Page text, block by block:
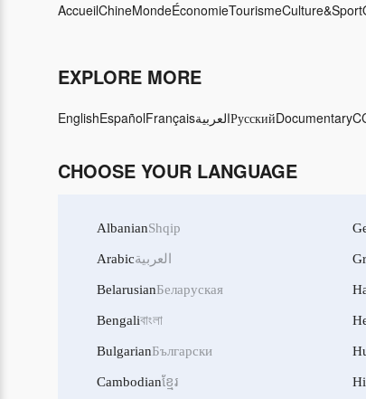
AccueilChineMondeÉconomieTourismeCulture&Sport
EXPLORE MORE
EnglishEspañolFrançaisالعربيةРусскийDocumentary
CHOOSE YOUR LANGUAGE
AlbanianShqip
Arabicالعربية
BelarusianБеларуская
Bengaliবাংলা
BulgarianБългарски
Cambodianខ្មែរ